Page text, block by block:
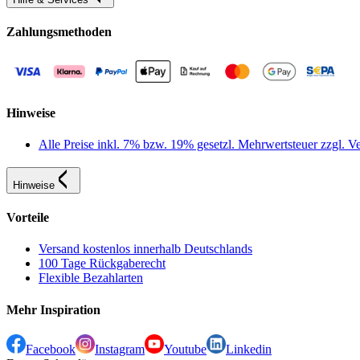
Zahlungsmethoden
Hinweise
Alle Preise inkl. 7% bzw. 19% gesetzl. Mehrwertsteuer zzgl.
Hinweise
Vorteile
Versand kostenlos innerhalb Deutschlands
100 Tage Rückgaberecht
Flexible Bezahlarten
Mehr Inspiration
Facebook Instagram Youtube
Linkedin